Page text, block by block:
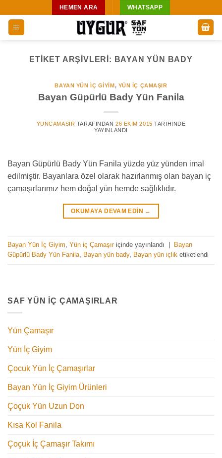
atla
HEMEN ARA WHATSAPP
ETIKET ARŞIVLERI: BAYAN YÜN BADY
BAYAN YÜN İÇ GIYIM, YÜN IÇ ÇAMAŞIR
Bayan Güpürlü Bady Yün Fanila
YUNCAMASIR TARAFINDAN 26 EKIM 2015 TARIHINDE
YAYINLANDI
Bayan Güpürlü Bady Yün Fanila yüzde yüz yünden imal
edilmiştir. Bayanlara özel olarak hazırlanmış olan bayan iç
çamaşırlarımız hem doğal yün hemde sağlıklıdır.
OKUMAYA DEVAM EDIN →
Bayan Yün İç Giyim Yün iç Çamaşıriçinde yayınlandı
Bayan
Güpürlü Bady Yün Fanila
Bayan yün bady, Bayan yün içlik etiketlendi
SAF YÜN İÇ ÇAMAŞIRLAR
Yün Çamaşır
Yün İç Giyim
Çocuk Yün İç Çamaşırlar
Bayan Yün İç Giyim Ürünleri
Çoçuk Yün Uzun Don
Kısa Kol Fanila
Çoçuk İç Çamaşır Takımı